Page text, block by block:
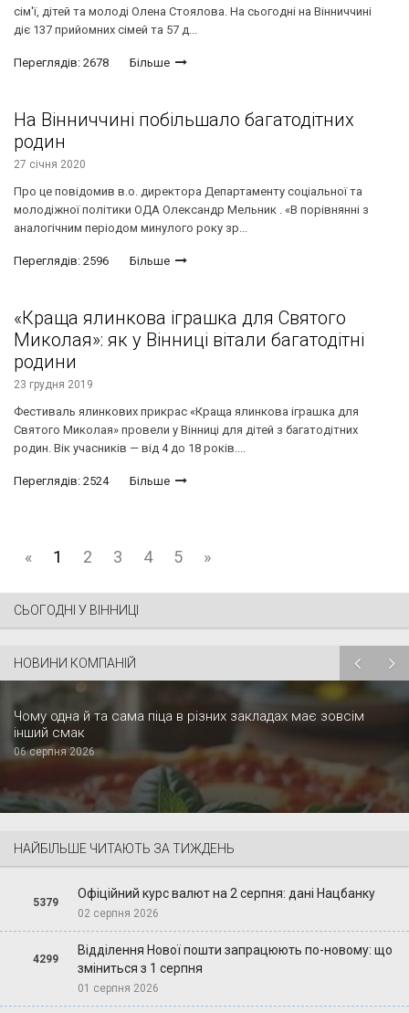
сім'ї, дітей та молоді Олена Стоялова. На сьогодні на Вінниччині
діє 137 прийомних сімей та 57 д...
Переглядів: 2678 Більше
На Вінниччині побільшало багатодітних
родин
27 січня 2020
Про це повідомив в.о. директора Департаменту соціальної та
молодіжної політики ОДА Олександр Мельник . «В порівнянні з
аналогічним періодом минулого року зр...
Переглядів: 2596 Більше
«Краща ялинкова іграшка для Святого
Миколая»: як у Вінниці вітали багатодітні
родини
23 грудня 2019
Фестиваль ялинкових прикрас «Краща ялинкова іграшка для
Святого Миколая» провели у Вінниці для дітей з багатодітних
родин. Вік учасників — від 4 до 18 років....
Переглядів: 2524 Більше
« 1 2 3 4 5 »
СЬОГОДНІ У ВІННИЦІ
НОВИНИ КОМПАНІЙ
Чому одна й та сама піца в різних закладах має зовсім
інший смак
06 серпня 2026
НАЙБІЛЬШЕ ЧИТАЮТЬ ЗА ТИЖДЕНЬ
5379
Офіційний курс валют на 2 серпня: дані Нацбанку
02 серпня 2026
4299
Відділення Нової пошти запрацюють по-новому: що
зміниться з 1 серпня
01 серпня 2026